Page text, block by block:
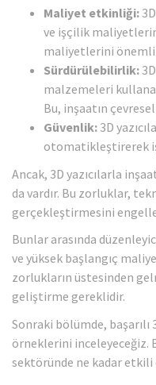
Maliyet etkinliği:
ve işçilik
maliyetlerini
Sürdürülebilirlik:
malzemeleri
Bu, inşaatın
Güvenlik: 3D
otomatikleştirerek
Ancak, 3D yazıcılarla
da vardır. Bu zorluklar,
gerçekleştirmesini
Bunlar arasında
ve yüksek başlangıç
zorlukların üstesinden
geliştirme gereklidir.
Sonraki bölümde, başarılı
örneklerini inceleyeceğiz.
sektöründe ne kadar